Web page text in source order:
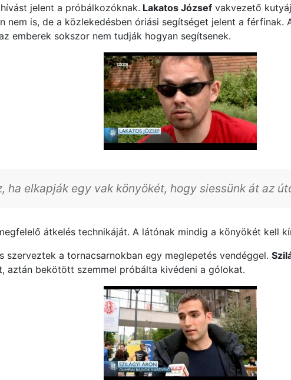
jelent a próbálkozóknak. Lakatos József vakvezető
nem is, de a közlekedésben óriási segítséget jelent a férfinak.
emberek sokszor nem tudják hogyan segítsenek.
ha elkapják egy vak könyökét, hogy siessünk át az
átkelés technikáját. A látónak mindig a könyökét kell
szerveztek a tornacsarnokban egy meglepetés vendéggel.
aztán bekötött szemmel próbálta kivédeni a gólokat.